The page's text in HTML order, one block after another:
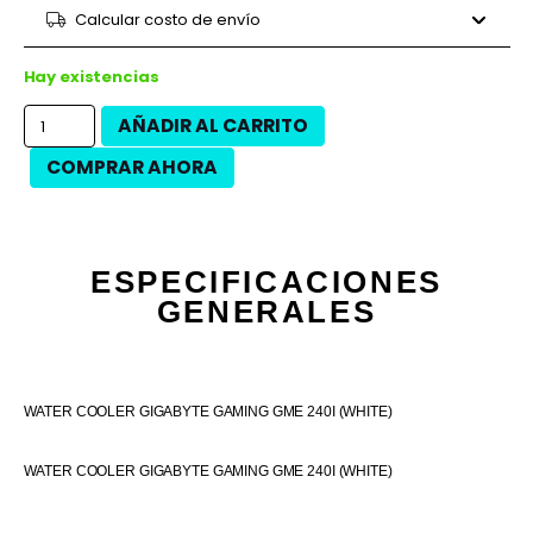
12 cuotas $211.700
9 cuotasCalcular costo de envío
Hay existencias
AÑADIR AL CARRITO
COMPRAR AHORA
ESPECIFICACIONES
GENERALES
WATER COOLER GIGABYTE GAMING GME 240I (WHITE)
WATER COOLER GIGABYTE GAMING GME 240I (WHITE)